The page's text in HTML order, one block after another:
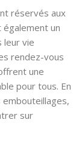
réservés aux
également un
leur vie
rendez-vous
une
pour tous. En
sur